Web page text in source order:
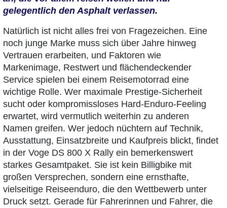
gelegentlich den Asphalt verlassen.
Natürlich ist nicht alles frei von Fragezeichen. Eine
noch junge Marke muss sich über Jahre hinweg
Vertrauen erarbeiten, und Faktoren wie
Markenimage, Restwert und flächendeckender
Service spielen bei einem Reisemotorrad eine
wichtige Rolle. Wer maximale Prestige-Sicherheit
sucht oder kompromissloses Hard-Enduro-Feeling
erwartet, wird vermutlich weiterhin zu anderen
Namen greifen. Wer jedoch nüchtern auf Technik,
Ausstattung, Einsatzbreite und Kaufpreis blickt, findet
in der Voge DS 800 X Rally ein bemerkenswert
starkes Gesamtpaket. Sie ist kein Billigbike mit
großen Versprechen, sondern eine ernsthafte,
vielseitige Reiseenduro, die den Wettbewerb unter
Druck setzt. Gerade für Fahrerinnen und Fahrer, die